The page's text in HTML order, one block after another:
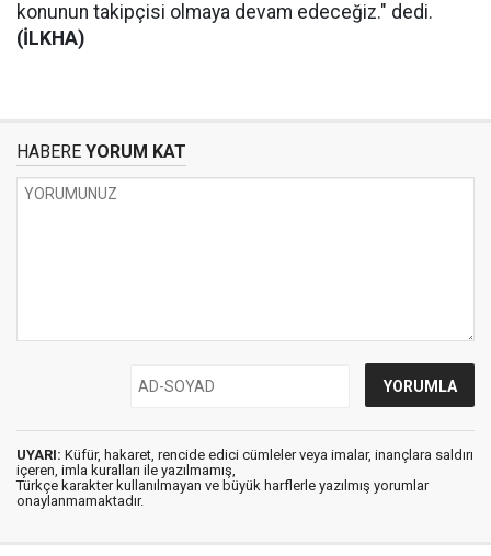
konunun takipçisi olmaya devam edeceğiz." dedi.
(İLKHA)
HABERE YORUM KAT
UYARI: Küfür, hakaret, rencide edici cümleler veya imalar, inançlara saldırı
içeren, imla kuralları ile yazılmamış,
Türkçe karakter kullanılmayan ve büyük harflerle yazılmış yorumlar
onaylanmamaktadır.